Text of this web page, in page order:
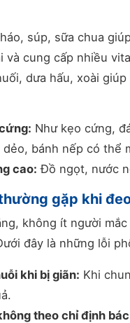
súp, sữa chua
và cung cấp nhiều
dưa hấu, xoài
Như kẹo cứng,
dẻo, bánh nếp có thể
cao: Đồ ngọt, nước
gặp khi
không ít người
đây là những lỗi
khi bị giãn: Khi
theo chỉ định